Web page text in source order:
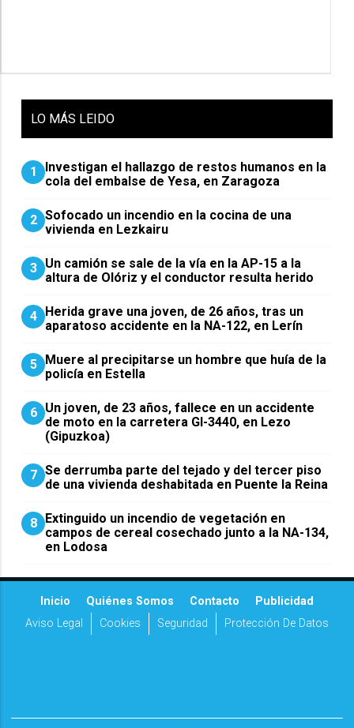
LO MÁS LEIDO
1
Investigan el hallazgo de restos humanos en la
cola del embalse de Yesa, en Zaragoza
2 Sofocado un incendio en la cocina de una
vivienda en Lezkairu
3 Un camión se sale de la vía en la AP-15 a la
altura de Olóriz y el conductor resulta herido
4
Herida grave una joven, de 26 años, tras un
aparatoso accidente en la NA-122, en Lerín
5
Muere al precipitarse un hombre que huía de la
policía en Estella
6 Un joven, de 23 años, fallece en un accidente
de moto en la carretera GI-3440, en Lezo
(Gipuzkoa)
7 Se derrumba parte del tejado y del tercer piso
de una vivienda deshabitada en Puente la Reina
8
Extinguido un incendio de vegetación en
campos de cereal cosechado junto a la NA-134,
en Lodosa
Inicio Quiénes Somos Contacto
Publicidad
Aviso Legal
Cookies Seguridad Protección De Datos